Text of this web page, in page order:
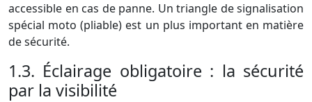
accessible en cas de panne. Un triangle de signalisation
spécial moto (pliable) est un plus important en matière
de sécurité.
1.3. Éclairage obligatoire : la sécurité
par la visibilité